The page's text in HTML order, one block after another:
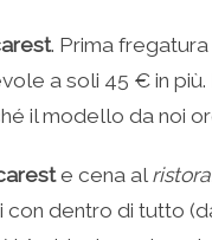
. Prima
a soli 45 € in più.
il modello da noi
e cena al
con dentro di tutto